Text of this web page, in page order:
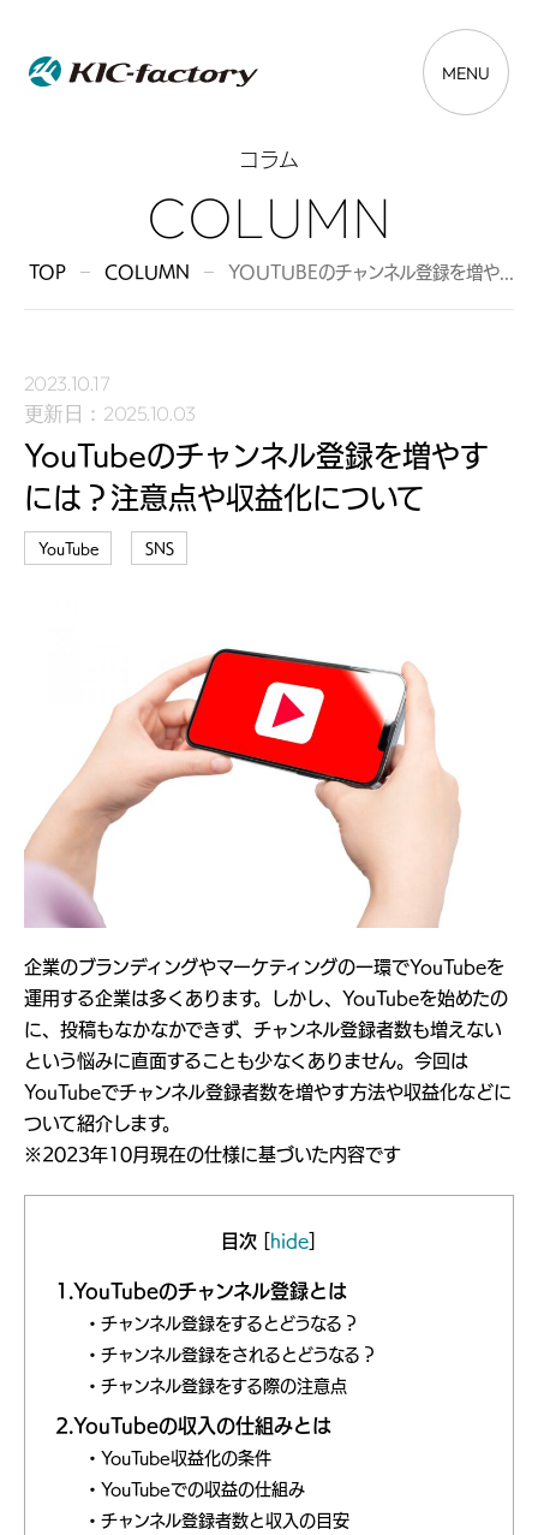
MENU
コラム
COLUMN
TOP COLUMN YOUTUBEのチャンネル登録を増や...
2023.10.17
更新日： 2025.10.03
YouTubeのチャンネル登録を増やす
には？注意点や収益化について
YouTube SNS
企業のブランディングやマーケティングの一環でYouTubeを
運用する企業は多くあります。しかし、YouTubeを始めたの
に、投稿もなかなかできず、チャンネル登録者数も増えない
という悩みに直面することも少なくありません。今回は
YouTubeでチャンネル登録者数を増やす方法や収益化などに
ついて紹介します。
※2023年10月現在の仕様に基づいた内容です
目次 hide
1.YouTubeのチャンネル登録とは
チャンネル登録をするとどうなる？
チャンネル登録をされるとどうなる？
チャンネル登録をする際の注意点
2.YouTubeの収入の仕組みとは
YouTube収益化の条件
YouTubeでの収益の仕組み
チャンネル登録者数と収入の目安